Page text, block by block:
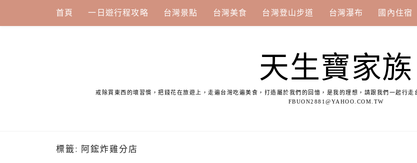
content
首頁 一日遊行程攻略 台灣景點 台灣美食 台灣登山步道 台灣瀑布 國內住宿
天生寶家族
戒除買東西的壞習慣，把錢花在旅遊上，走遍台灣吃遍美食，打造屬於我們的回憶，是我的理想，請跟我們一起行
FBUON2881@YAHOO.COM.TW
標籤: 阿鋐炸雞分店